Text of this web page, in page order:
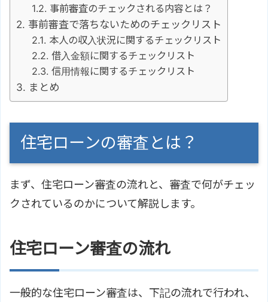
事前審査のチェックされる内容とは？
事前審査で落ちないためのチェックリスト
本人の収入状況に関するチェックリスト
借入金額に関するチェックリスト
信用情報に関するチェックリスト
まとめ
住宅ローンの審査とは？
まず、住宅ローン審査の流れと、審査で何がチェッ
クされているのかについて解説します。
住宅ローン審査の流れ
一般的な住宅ローン審査は、下記の流れで行われ、